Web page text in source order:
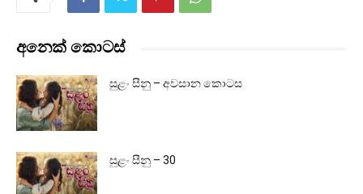
අනෙක් කොටස්
සුළං සීනු – අවසාන කොටස
සුළං සීනු – 30